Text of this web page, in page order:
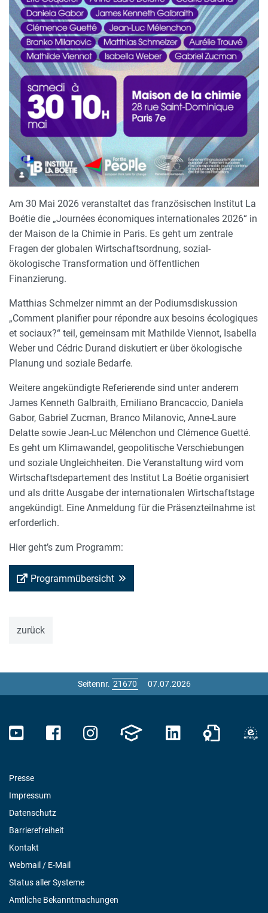
Am 30 Mai 2026 veranstaltet das französischen Institut La
Boétie die „Journées économiques internationales 2026“ in
der Maison de la Chimie in Paris. Es geht um zentrale
Fragen der globalen Wirtschaftsordnung, sozial-
ökologische Transformation und öffentlichen
Finanzierung.
Matthias Schmelzer nimmt an der Podiumsdiskussion
„Comment planifier pour répondre aux besoins écologiques
et sociaux?“ teil, gemeinsam mit Mathilde Viennot, Isabella
Weber und Cédric Durand diskutiert er über ökologische
Planung und soziale Bedarfe.
Weitere angekündigte Referierende sind unter anderem
James Kenneth Galbraith, Emiliano Brancaccio, Daniela
Gabor, Gabriel Zucman, Branco Milanovic, Anne-Laure
Delatte sowie Jean-Luc Mélenchon und Clémence Guetté.
Es geht um Klimawandel, geopolitische Verschiebungen
und soziale Ungleichheiten. Die Veranstaltung wird vom
Wirtschaftsdepartement des Institut La Boétie organisiert
und als dritte Ausgabe der internationalen Wirtschaftstage
angekündigt. Eine Anmeldung für die Präsenzteilnahme ist
erforderlich.
Hier geht’s zum Programm:
Programmübersicht
zurück
Seitennr. 07.07.2026
Presse
Impressum
Datenschutz
Barrierefreiheit
Kontakt
Webmail / E-Mail
Status aller Systeme
Amtliche Bekanntmachungen